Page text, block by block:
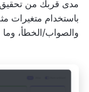
مدى قربك من تحقيق
باستخدام متغيرات
والصواب/الخطأ،